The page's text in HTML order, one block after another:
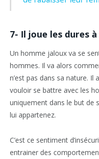
7- Il joue les dures
Un homme jaloux va se
hommes. Il va alors
n’est pas dans sa nature.
vouloir se battre avec les
uniquement dans le but de
lui appartenez.
C’est ce sentiment
entrainer des